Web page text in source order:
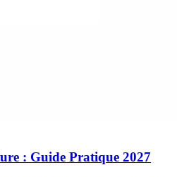
: Guide Pratique 2027